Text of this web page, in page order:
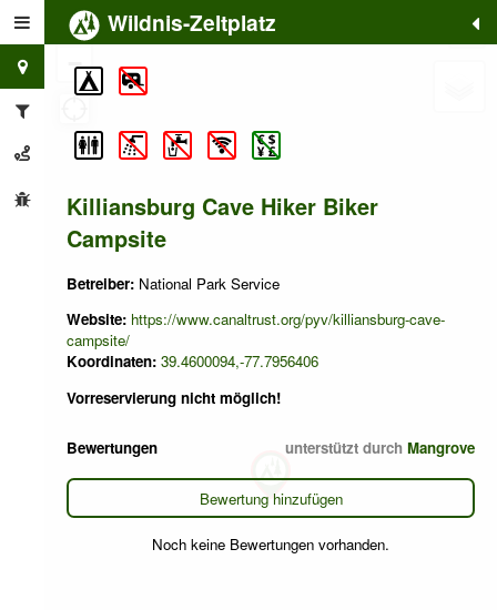
Wildnis-Zeltplatz
Killiansburg Cave Hiker Biker
Campsite
Betreiber: National Park Service
Website: https://www.canaltrust.org/pyv/killiansburg-cave-
campsite/
Koordinaten: 39.4600094,-77.7956406
Vorreservierung nicht möglich!
Bewertungen unterstützt durch Mangrove
Bewertung hinzufügen
Noch keine Bewertungen vorhanden.
+
−